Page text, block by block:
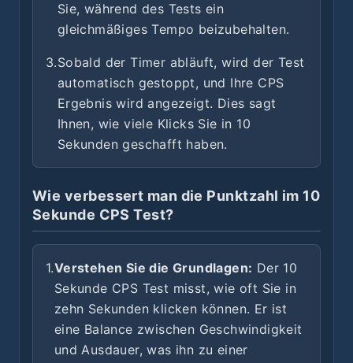
Sie, während des Tests ein
gleichmäßiges Tempo beizubehalten.
3.Sobald der Timer abläuft, wird der Test
automatisch gestoppt, und Ihre CPS
Ergebnis wird angezeigt. Dies sagt
Ihnen, wie viele Klicks Sie in 10
Sekunden geschafft haben.
Wie verbessert man die Punktzahl im 10
Sekunde CPS Test?
1.Verstehen Sie die Grundlagen: Der 10
Sekunde CPS Test misst, wie oft Sie in
zehn Sekunden klicken können. Er ist
eine Balance zwischen Geschwindigkeit
und Ausdauer, was ihn zu einer